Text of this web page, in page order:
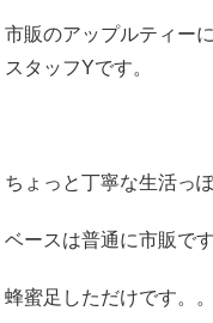
市販のアップルティー
スタッフYです。
ちょっと丁寧な生活っ
ベースは普通に市販です
蜂蜜足しただけです。。